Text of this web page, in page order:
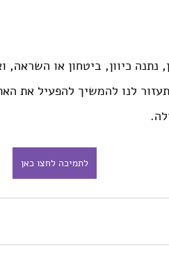
כיוון, ביטחון או השראה,
לנו להמשיך להפעיל את
לתמיכה לחצו כאן